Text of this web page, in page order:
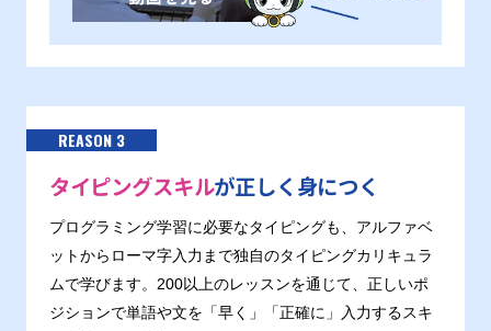
REASON 3
タイピングスキルが正しく身につく
プログラミング学習に必要なタイピングも、アルファベ
ットからローマ字入力まで独自のタイピングカリキュラ
ムで学びます。200以上のレッスンを通じて、正しいポ
ジションで単語や文を「早く」「正確に」入力するスキ